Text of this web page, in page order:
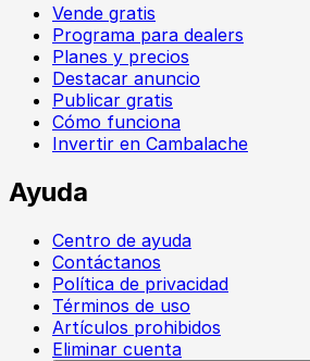
Vende gratis
Programa para dealers
Planes y precios
Destacar anuncio
Publicar gratis
Cómo funciona
Invertir en Cambalache
Ayuda
Centro de ayuda
Contáctanos
Política de privacidad
Términos de uso
Artículos prohibidos
Eliminar cuenta